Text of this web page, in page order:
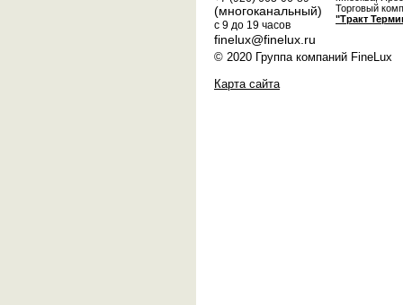
(многоканальный)
с 9 до 19 часов
finelux@finelux.ru
Торговый
"Тракт
© 2020 Группа компаний FineLux
Карта сайта